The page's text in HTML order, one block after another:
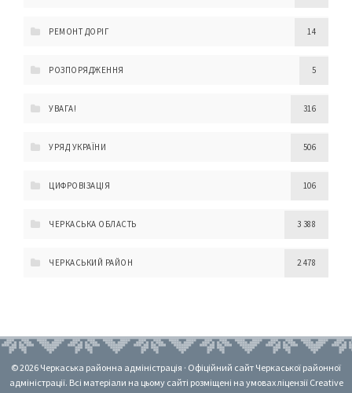
РЕМОНТ ДОРІГ 14
РОЗПОРЯДЖЕННЯ 5
УВАГА! 316
УРЯД УКРАЇНИ 506
ЦИФРОВІЗАЦІЯ 106
ЧЕРКАСЬКА ОБЛАСТЬ 3 388
ЧЕРКАСЬКИЙ РАЙОН 2 478
© 2026 Черкаська районна адміністрація · Офіційний сайт Черкаської районної
адміністрації. Всі матеріали на цьому сайті розміщені на умовах ліцензії Creative